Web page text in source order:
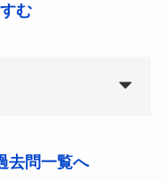
む
去問一覧へ